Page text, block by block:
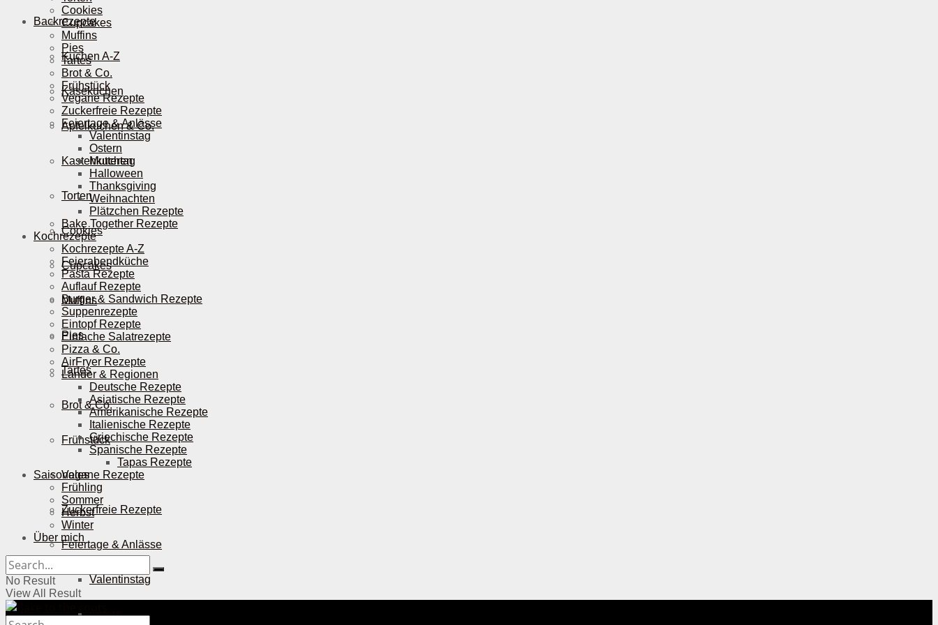
Backrezepte
Kuchen A-Z
Käsekuchen
Apfelkuchen & Co.
Kastenkuchen
Torten
Cookies
Cupcakes
Muffins
Pies
Tartes
Brot & Co.
Frühstück
Vegane Rezepte
Zuckerfreie Rezepte
Feiertage & Anlässe
Valentinstag
Ostern
Cookies
Cupcakes
Muffins
Pies
Tartes
Brot & Co.
Frühstück
Vegane Rezepte
Zuckerfreie Rezepte
Feiertage & Anlässe
Valentinstag
Ostern
Muttertag
Halloween
Thanksgiving
Weihnachten
Plätzchen Rezepte
Bake Together Rezepte
Kochrezepte
Kochrezepte A-Z
Feierabendküche
Pasta Rezepte
Auflauf Rezepte
Burger & Sandwich Rezepte
Suppenrezepte
Eintopf Rezepte
Einfache Salatrezepte
Pizza & Co.
AirFryer Rezepte
Länder & Regionen
Deutsche Rezepte
Asiatische Rezepte
Amerikanische Rezepte
Italienische Rezepte
Griechische Rezepte
Spanische Rezepte
Tapas Rezepte
Saisonales
Frühling
Sommer
Herbst
Winter
Über mich
No Result
View All Result